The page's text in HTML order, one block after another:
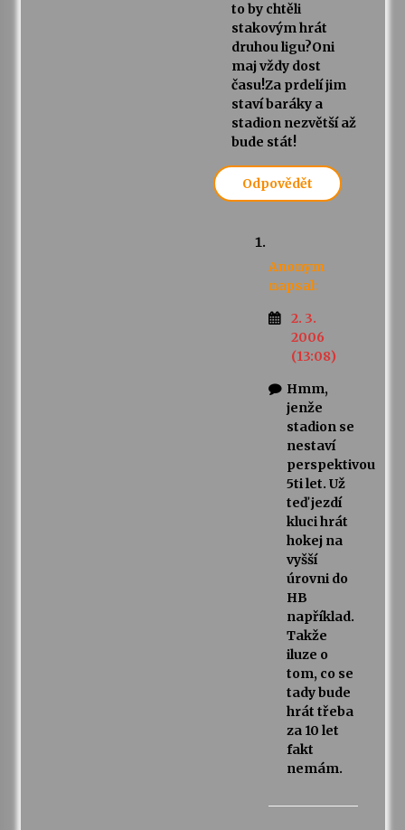
to by chtěli
stakovým hrát
druhou ligu?Oni
maj vždy dost
času!Za prdelí jim
staví baráky a
stadion nezvětší až
bude stát!
Odpovědět
Anonym
napsal:
2. 3.
2006
(13:08)
Hmm,
jenže
stadion se
nestaví
perspektivou
5ti let. Už
teď jezdí
kluci hrát
hokej na
vyšší
úrovni do
HB
například.
Takže
iluze o
tom, co se
tady bude
hrát třeba
za 10 let
fakt
nemám.